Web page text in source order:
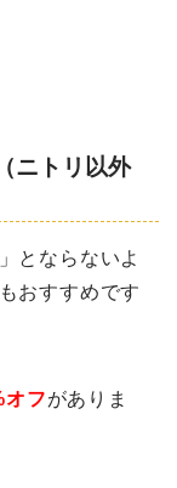
ニトリ以外
とならないよ
おすすめです
オフがありま